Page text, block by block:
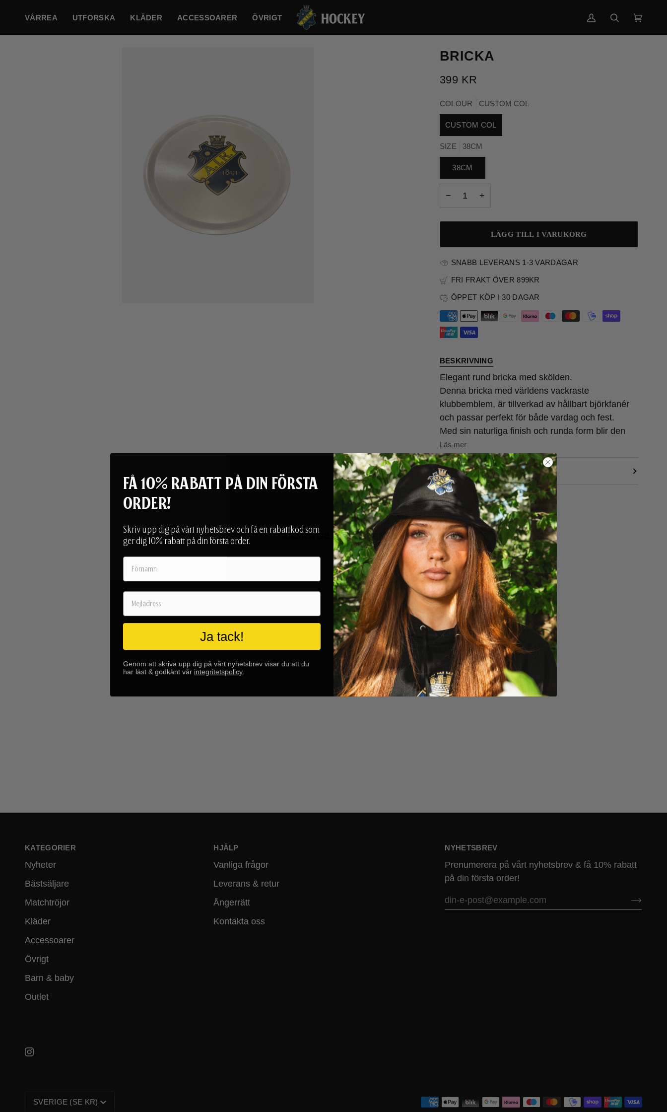
innehållet
VÅRREA UTFORSKA KLÄDER ACCESSOARER ÖVRIGT
Mitt
konto
Sök Vagn
BRICKA
399 KR
COLOUR CUSTOM COL
CUSTOM COL
SIZE 38CM
38CM
− +
LÄGG TILL I VARUKORG
SNABB LEVERANS 1-3 VARDAGAR
FRI FRAKT ÖVER 899KR
ÖPPET KÖP I 30 DAGAR
BESKRIVNING
Elegant rund bricka med skölden.
Denna bricka med världens vackraste
klubbemblem, är tillverkad av hållbart björkfanér
och passar perfekt för både vardag och fest.
Med sin naturliga finish och runda form blir den
Läs mer
LEVERANS & RETUR
ANDRA GILLADE ÄVEN
NYHETSBREV
Prenumerera på vårt nyhetsbrev & få 10% rabatt
på din första order!
KATEGORIER
Nyheter
Bästsäljare
Matchtröjor
Kläder
Accessoarer
Övrigt
Barn & baby
Outlet
HJÄLP
Vanliga frågor
Leverans & retur
Ångerrätt
Kontakta oss
VALUTA
SVERIGE (SE KR)
FÅ 10% RABATT PÅ DIN FÖRSTA
ORDER!
Skriv upp dig på vårt nyhetsbrev och få en rabattkod som
ger dig 10% rabatt på din första order.
Ja tack!
Genom att skriva upp dig på vårt nyhetsbrev visar du att du
har läst & godkänt vår integritetspolicy